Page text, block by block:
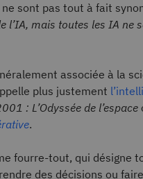
sont pas tout à fait
l’IA, mais toutes les IA ne
associée à la
plus justement
: L’Odyssée de l’espace
.
fourre-tout, qui désigne
des décisions ou